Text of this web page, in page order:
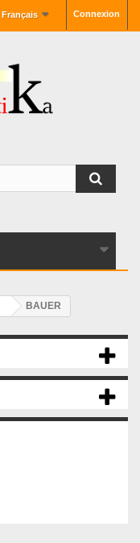
Connexion
Français
BAUER